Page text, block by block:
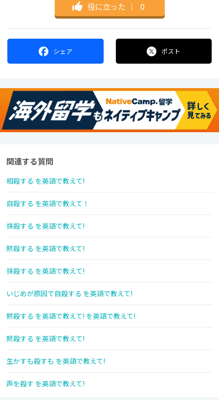
役に立った ｜ 0
シェア ポスト
関連する質問
相殺する を英語で教えて!
自殺する を英語で教えて！
抹殺する を英語で教えて!
黙殺する を英語で教えて!
抹殺する を英語で教えて!
いじめが原因で自殺する を英語で教えて!
黙殺する を英語で教えて! を英語で教えて!
黙殺する を英語で教えて!
生かすも殺すも を英語で教えて!
声を殺す を英語で教えて!